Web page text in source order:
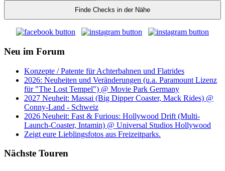
Finde Checks in der Nähe
Neu im Forum
Konzepte / Patente für Achterbahnen und Flatrides
2026: Neuheiten und Veränderungen (u.a. Paramount Lizenz
für "The Lost Tempel") @ Movie Park Germany
2027 Neuheit: Massai (Big Dipper Coaster, Mack Rides) @
Conny-Land - Schweiz
2026 Neuheit: Fast & Furious: Hollywood Drift (Multi-
Launch-Coaster, Intamin) @ Universal Studios Hollywood
Zeigt eure Lieblingsfotos aus Freizeitparks.
Nächste Touren